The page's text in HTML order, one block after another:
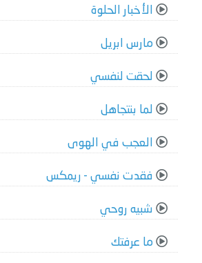
الأخبار الحلوة
مارس ابريل
لحقت لنفسي
لما بنتجاهل
العجب في الهوى
فقدت نفسي - ريمكس
شبيه روحي
ما عرفتك